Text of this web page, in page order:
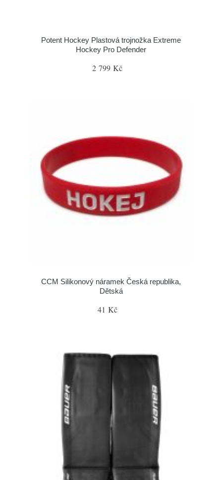
Potent Hockey Plastová trojnožka Extreme
Hockey Pro Defender
2 799 Kč
CCM Silikonový náramek Česká republika,
Dětská
41 Kč